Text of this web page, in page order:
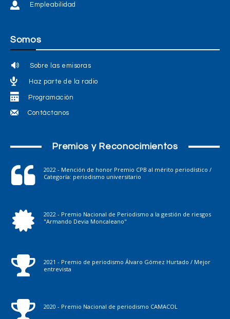
Empleabilidad
Somos
Sobre las emisoras
Haz parte de la radio
Programación
Contáctanos
Premios y Reconocimientos
2022 - Mención de honor Premio CPB al mérito periodístico /
Categoría: periodismo universitario
2022 - Premio Nacional de Periodismo a la gestión de riesgos
"Armando Devia Moncaleano"
2021 - Premio de periodismo Álvaro Gómez Hurtado / Mejor
entrevista
2020 - Premio Nacional de periodismo CAMACOL